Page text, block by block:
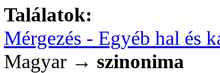
Találatok:
Mérgezés - Egyéb hal és
Magyar → szinonima